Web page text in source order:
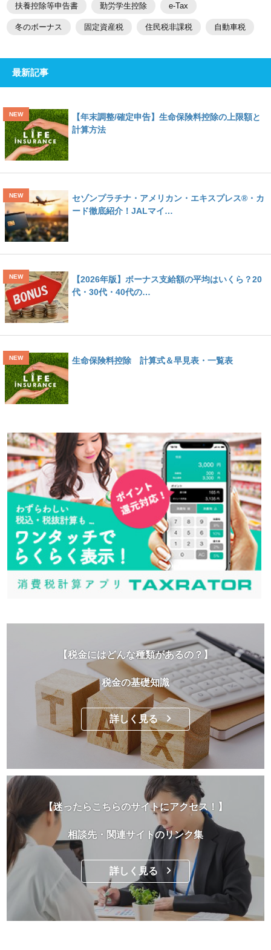
扶養控除等申告書 勤労学生控除 e-Tax
冬のボーナス 固定資産税 住民税非課税 自動車税
最新記事
【年末調整/確定申告】生命保険料控除の上限額と
計算方法
セゾンプラチナ・アメリカン・エキスプレス®・カ
ード徹底紹介！JALマイ…
【2026年版】ボーナス支給額の平均はいくら？20
代・30代・40代の…
生命保険料控除 計算式＆早見表・一覧表
【税金にはどんな種類があるの？】
税金の基礎知識
詳しく見る
【迷ったらこちらのサイトにアクセス！】
相談先・関連サイトのリンク集
詳しく見る